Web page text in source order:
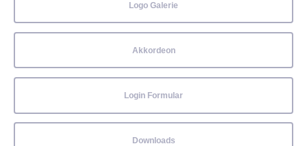
Logo Galerie
Akkordeon
Login Formular
Downloads